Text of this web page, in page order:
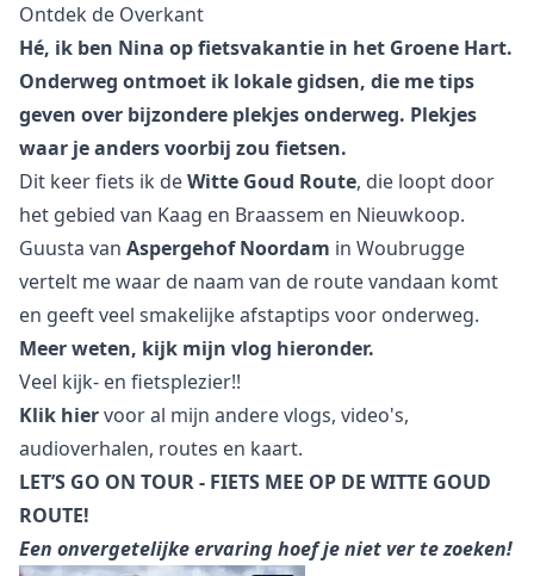
Ontdek de Overkant
Hé, ik ben Nina op fietsvakantie in het Groene Hart.
Onderweg ontmoet ik lokale gidsen, die me tips
geven over bijzondere plekjes onderweg. Plekjes
waar je anders voorbij zou fietsen.
Dit keer fiets ik deWitte Goud Route, die loopt door
het gebied van Kaag en Braassem en Nieuwkoop.
Guusta van Aspergehof Noordam in Woubrugge
vertelt me waar de naam van de route vandaan komt
en geeft veel smakelijke afstaptips voor onderweg.
Meer weten, kijk mijn vlog hieronder.
Veel kijk- en fietsplezier!!
Klik hiervoor al mijn andere vlogs, video's,
audioverhalen, routes en kaart.
LET’S GO ON TOUR - FIETS MEE OP DE WITTE GOUD
ROUTE!
Een onvergetelijke ervaring hoef je niet ver te zoeken!